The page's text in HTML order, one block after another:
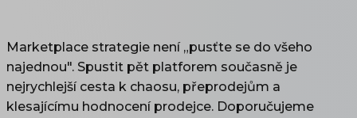
Marketplace strategie není „pusťte se do všeho
najednou". Spustit pět platforem současně je
nejrychlejší cesta k chaosu, přeprodejům a
klesajícímu hodnocení prodejce. Doporučujeme